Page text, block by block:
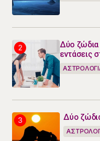
Δύο ζώδια
εντάσεις
Δύο